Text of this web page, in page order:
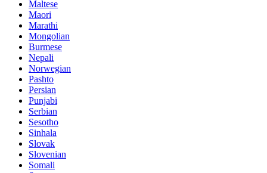
Maltese
Maori
Marathi
Mongolian
Burmese
Nepali
Norwegian
Pashto
Persian
Punjabi
Serbian
Sesotho
Sinhala
Slovak
Slovenian
Somali